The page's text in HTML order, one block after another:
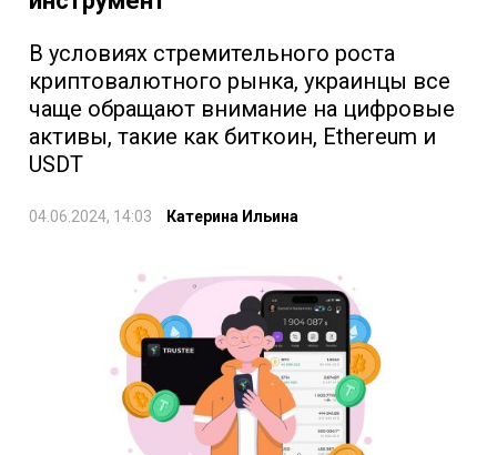
В условиях стремительного роста
криптовалютного рынка, украинцы все
чаще обращают внимание на цифровые
активы, такие как биткоин, Ethereum и
USDT
04.06.2024, 14:03 Катерина Ильина